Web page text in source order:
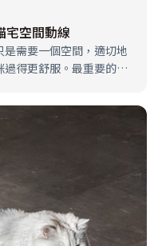
宅空間動線
需要一個空間，適切地
得更舒服。最重要的是
對規劃，讓貓咪可以住